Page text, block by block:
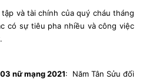
và tài chính của quý cháu tháng
có sự tiêu pha nhiều và công việc
nữ mạng 2021: Năm Tân Sửu đối